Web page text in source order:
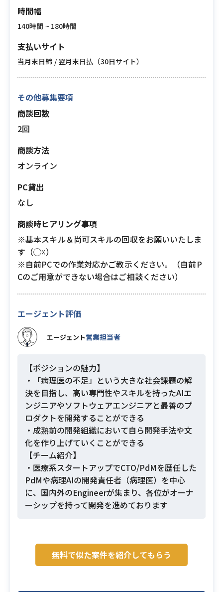
時間幅
140時間 ~ 180時間
支払いサイト
当月末日締 / 翌月末日払（30日サイト）
その他募集要項
商談回数
2回
商談方法
オンライン
PC貸出
なし
商談時ヒアリング事項
※基本スキル＆尚可スキルの回収をお願いいたしま
す（◯☓）
※自前PCでの作業対応かご教示ください。（自前P
Cのご用意ができない場合はご相談ください）
エージェント評価
エージェント営業担当者
【ポジションの魅力】
・「病理医の不足」という大きな社会課題の解
決を目指し、高い専門性やスキルを持ったAIエ
ンジニアやソフトウェアエンジニアと最善のプ
ロダクトを開発することができる
・成熟前の開発組織において自ら開発手法や文
化を作り上げていくことができる
【チーム紹介】
・医療系スタートアップでCTO/PdMを歴任した
PdMや病理AIの開発責任者（病理医）を中心
に、国内外のEngineerが集まり、各位がオーナ
ーシップを持って開発を進めております
無料で似た案件を紹介してもらう